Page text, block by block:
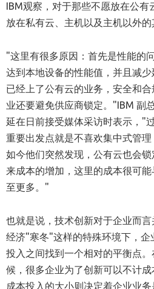
IBM观察，对于那些不愿放在公有
放在私有云、主机以及主机以外的
"这里有很多原因：首先是性能的
达到本地设备的性能值，并且减少
已经上了公有云的业务，安全和
业还要避免供应商锁定。"IBM 副
延在日前接受媒体采访时表示，"
重要出发点就是不喜欢集中式管理
如今他们突然发现，公有云也会
来成本的增加，这里的成本很可
至更多。"
也就是说，技术创新对于企业而
经济"寒冬"这样的特殊环境下，企
投入之间找到一个相对的平衡点
候，很多企业为了创新可以不计成
成本投入的大小则决定着企业业务